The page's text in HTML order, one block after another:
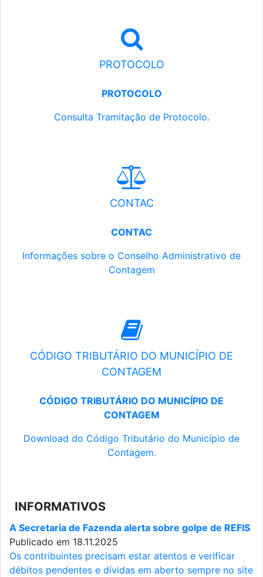
PROTOCOLO
PROTOCOLO
Consulta Tramitação de Protocolo.
CONTAC
CONTAC
Informações sobre o Conselho Administrativo de
Contagem
CÓDIGO TRIBUTÁRIO DO MUNICÍPIO DE
CONTAGEM
CÓDIGO TRIBUTÁRIO DO MUNICÍPIO DE
CONTAGEM
Download do Código Tributário do Município de
Contagem.
INFORMATIVOS
A Secretaria de Fazenda alerta sobre golpe de REFIS
Publicado em 18.11.2025
Os contribuintes precisam estar atentos e verificar
débitos pendentes e dívidas em aberto sempre no site